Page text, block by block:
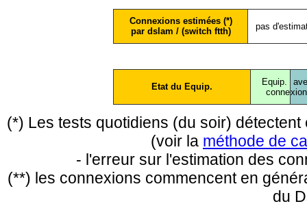
Connexions estimées (*)
par dslam / (switch ftth)
pas
Etat du Equip.
Equip.
conne
(*) Les tests quotidiens (du soir)
(voir la méthode de
- l'erreur sur l'estimation des
(**) les connexions commencent en
du